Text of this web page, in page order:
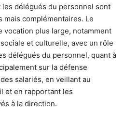
les délégués du personnel sont
complémentaires. Le
vocation plus large, notamment
et culturelle, avec un rôle
délégués du personnel, quant à
sur la défense
salariés, en veillant au
et en rapportant les
à la direction.